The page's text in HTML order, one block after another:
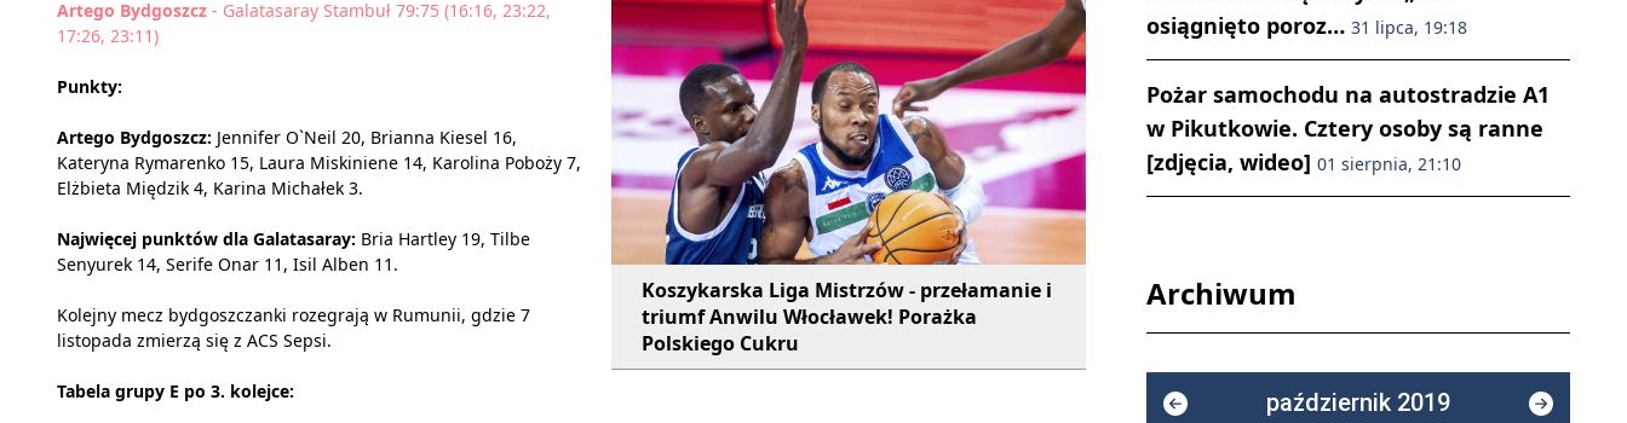
Koszykarska Liga Mistrzów - przełamanie i
triumf Anwilu Włocławek! Porażka
Polskiego Cukru
Artego Bydgoszcz - Galatasaray Stambuł 79:75 (16:16, 23:22,
17:26, 23:11)
Punkty:
Artego Bydgoszcz: Jennifer O`Neil 20, Brianna Kiesel 16,
Kateryna Rymarenko 15, Laura Miskiniene 14, Karolina Poboży 7,
Elżbieta Międzik 4, Karina Michałek 3.
Najwięcej punktów dla Galatasaray: Bria Hartley 19, Tilbe
Senyurek 14, Serife Onar 11, Isil Alben 11.
Kolejny mecz bydgoszczanki rozegrają w Rumunii, gdzie 7
listopada zmierzą się z ACS Sepsi.
Tabela grupy E po 3. kolejce:
osiągnięto poroz… 31 lipca, 19:18
Pożar samochodu na autostradzie A1
w Pikutkowie. Cztery osoby są ranne
[zdjęcia, wideo] 01 sierpnia, 21:10
Archiwum
październik 2019